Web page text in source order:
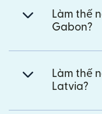
Làm thế
Gabon?
Làm thế
Latvia?